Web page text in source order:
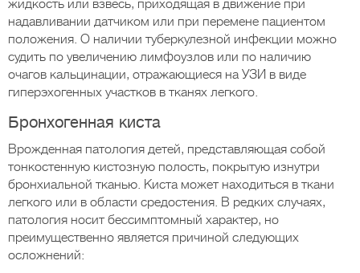
жидкость или взвесь, приходящая в движение при
надавливании датчиком или при перемене пациентом
положения. О наличии туберкулезной инфекции можно
судить по увеличению лимфоузлов или по наличию
очагов кальцинации, отражающиеся на УЗИ в виде
гиперэхогенных участков в тканях легкого.
Бронхогенная киста
Врожденная патология детей, представляющая собой
тонкостенную кистозную полость, покрытую изнутри
бронхиальной тканью. Киста может находиться в ткани
легкого или в области средостения. В редких случаях,
патология носит бессимптомный характер, но
преимущественно является причиной следующих
осложнений: